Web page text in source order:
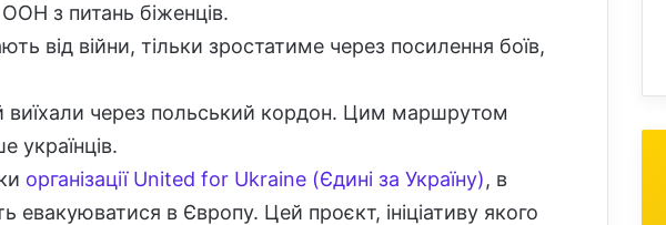
з питань біженців.
від війни, тільки зростатиме через посилення боїв,
через польський кордон. Цим маршрутом
українців.
організації United for Ukraine (Єдині за Україну), в
евакуюватися в Європу. Цей проєкт, ініціативу якого